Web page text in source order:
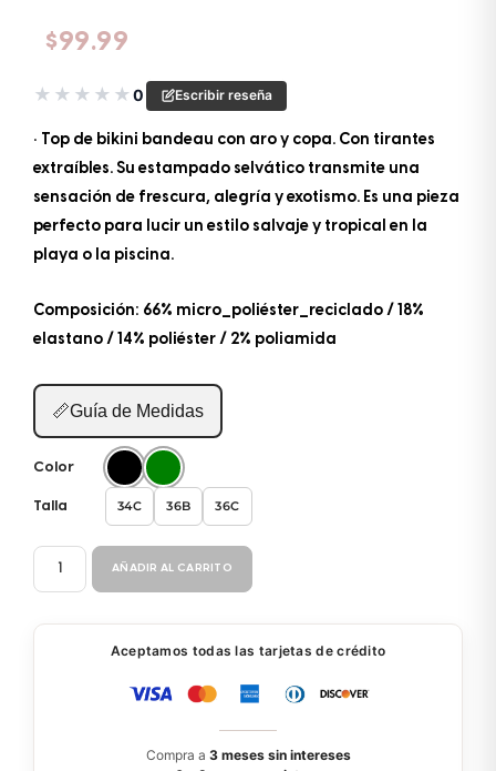
$99.99
★ ★ ★ ★ ★0 Escribir reseña
• Top de bikini bandeau con aro y copa. Con tirantes
extraíbles. Su estampado selvático transmite una
sensación de frescura, alegría y exotismo. Es una pieza
perfecto para lucir un estilo salvaje y tropical en la
playa o la piscina.
Composición: 66% micro_poliéster_reciclado / 18%
elastano / 14% poliéster / 2% poliamida
📏Guía de Medidas
Color
Talla 34C 36B 36C
BIKINI
AÑADIR AL CARRITO
Aceptamos todas las tarjetas de crédito
Compra a 3 meses sin intereses